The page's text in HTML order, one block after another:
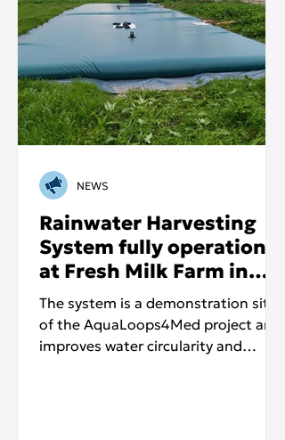
Rainwater Harvesting
System fully operational
at Fresh Milk Farm in
Thessaly, Greece
The system is a demonstration site
of the AquaLoops4Med project and
improves water circularity and
NEWS